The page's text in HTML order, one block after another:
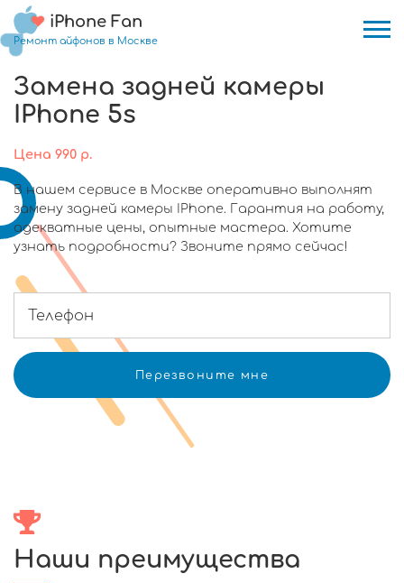
iPhone Fan
Ремонт айфонов в Москве
Замена задней камеры
IPhone 5s
Цена 990 р.
В нашем сервисе в Москве оперативно выполнят
замену задней камеры IPhone. Гарантия на работу,
адекватные цены, опытные мастера. Хотите
узнать подробности? Звоните прямо сейчас!
Наши преимущества